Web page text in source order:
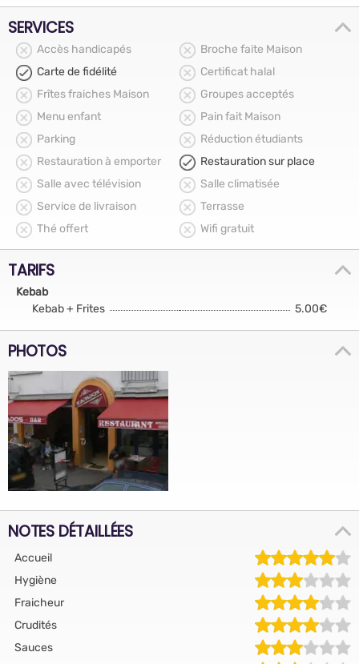
SERVICES
Accès handicapés
Broche faite Maison
Carte de fidélité
Certificat halal
Frîtes fraiches Maison
Groupes acceptés
Menu enfant
Pain fait Maison
Parking
Réduction étudiants
Restauration à emporter
Restauration sur place
Salle avec télévision
Salle climatisée
Service de livraison
Terrasse
Thé offert
Wifi gratuit
TARIFS
Kebab
Kebab + Frites
5.00€
PHOTOS
NOTES DÉTAILLÉES
Accueil
Hygiène
Fraicheur
Crudités
Sauces